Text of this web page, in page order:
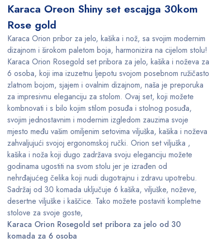
Karaca Oreon Shiny set escajga 30kom
Rose gold
Karaca Orion pribor za jelo, kašika i nož, sa svojim modernim
dizajnom i širokom paletom boja, harmonizira na cijelom stolu!
Karaca Orion Rosegold set pribora za jelo, kašika i noževa za
6 osoba, koji ima izuzetnu ljepotu svojom posebnom ružičasto
zlatnom bojom, sjajem i ovalnim dizajnom, naša je preporuka
za impresivnu eleganciju za stolom. Ovaj set, koji možete
kombnovati i s bilo kojim stilom posuđa i stolnog posuđa,
svojim jednostavnim i modernim izgledom zauzima svoje
mjesto među vašim omiljenim setovima viljuška, kašika i noževa
zahvaljujući svojoj ergonomskoj ručki. Orion set viljuška ,
kašika i noža koji dugo zadržava svoju eleganciju možete
godinama ugostiti na svom stolu jer je izrađen od
nehrđajućeg čelika koji nudi dugotrajnu i zdravu upotrebu.
Sadržaj od 30 komada uključuje 6 kašika, viljuške, noževe,
desertne viljuške i kaščice. Tako možete postaviti kompletne
stolove za svoje goste,
Karaca Orion Rosegold set pribora za jelo od 30
komada za 6 osoba